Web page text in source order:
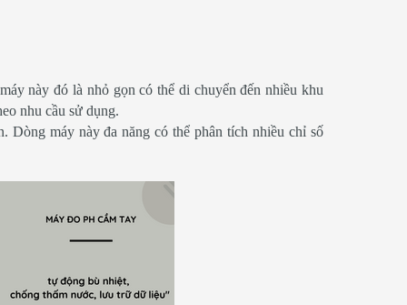
này đó là nhỏ gọn có thể di chuyển đến nhiều khu
nhu cầu sử dụng.
máy này đa năng có thể phân tích nhiều chỉ số